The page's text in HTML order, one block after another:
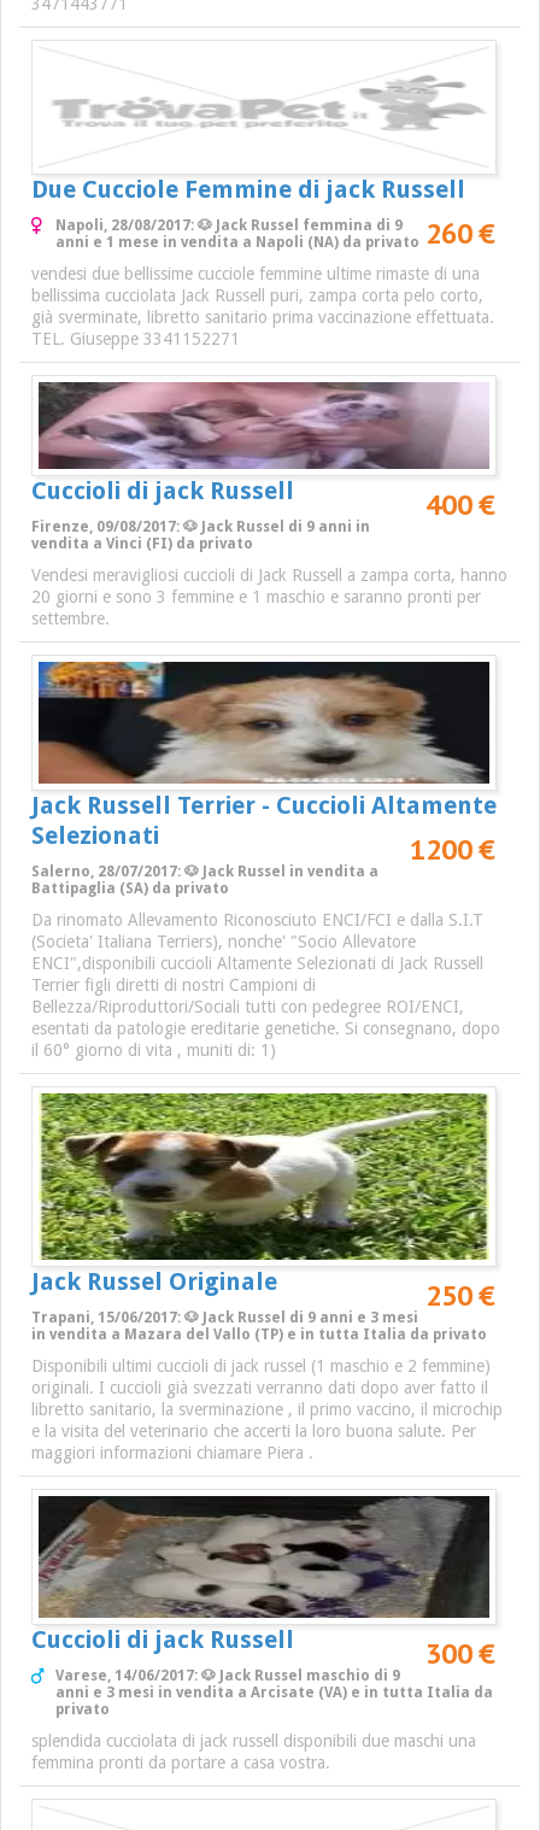
3471443771
Due Cucciole Femmine di jack Russell
260 €
Napoli, 28/08/2017: 🐶 Jack Russel femmina di 9
anni e 1 mese in vendita a Napoli (NA) da privato
vendesi due bellissime cucciole femmine ultime rimaste di una
bellissima cucciolata Jack Russell puri, zampa corta pelo corto,
già sverminate, libretto sanitario prima vaccinazione effettuata.
TEL. Giuseppe 3341152271
Cuccioli di jack Russell 400 €
Firenze, 09/08/2017: 🐶 Jack Russel di 9 anni in
vendita a Vinci (FI) da privato
Vendesi meravigliosi cuccioli di Jack Russell a zampa corta, hanno
20 giorni e sono 3 femmine e 1 maschio e saranno pronti per
settembre.
Jack Russell Terrier - Cuccioli Altamente
Selezionati
1200 €
Salerno, 28/07/2017: 🐶 Jack Russel in vendita a
Battipaglia (SA) da privato
Da rinomato Allevamento Riconosciuto ENCI/FCI e dalla S.I.T
(Societa' Italiana Terriers), nonche' "Socio Allevatore
ENCI",disponibili cuccioli Altamente Selezionati di Jack Russell
Terrier figli diretti di nostri Campioni di
Bellezza/Riproduttori/Sociali tutti con pedegree ROI/ENCI,
esentati da patologie ereditarie genetiche. Si consegnano, dopo
il 60° giorno di vita , muniti di: 1)
Jack Russel Originale 250 €
Trapani, 15/06/2017: 🐶 Jack Russel di 9 anni e 3 mesi
in vendita a Mazara del Vallo (TP) e in tutta Italia da privato
Disponibili ultimi cuccioli di jack russel (1 maschio e 2 femmine)
originali. I cuccioli già svezzati verranno dati dopo aver fatto il
libretto sanitario, la sverminazione , il primo vaccino, il microchip
e la visita del veterinario che accerti la loro buona salute. Per
maggiori informazioni chiamare Piera .
Cuccioli di jack Russell 300 €
Varese, 14/06/2017: 🐶 Jack Russel maschio di 9
anni e 3 mesi in vendita a Arcisate (VA) e in tutta Italia da
privato
splendida cucciolata di jack russell disponibili due maschi una
femmina pronti da portare a casa vostra.